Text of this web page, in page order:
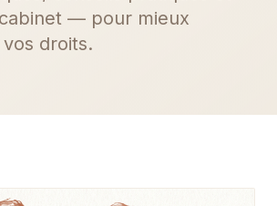
— pour mieux
droits.